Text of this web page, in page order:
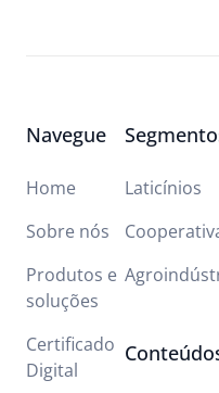
Navegue
Home
Sobre nós
Produtos e
soluções
Certificado
Digital
Laticínios